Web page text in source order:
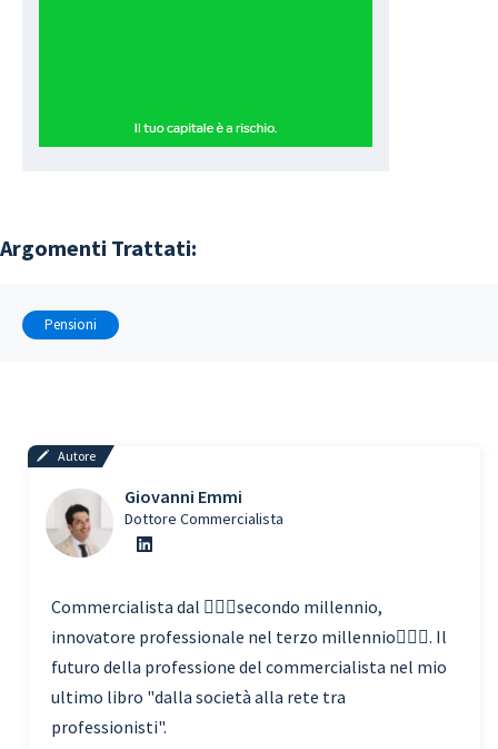
Argomenti Trattati:
Pensioni
Autore
Giovanni Emmi
Dottore Commercialista
Commercialista dal 🧗🏾‍♀️secondo millennio,
innovatore professionale nel terzo millennio🏃🏾‍♂️. Il
futuro della professione del commercialista nel mio
ultimo libro "dalla società alla rete tra
professionisti".